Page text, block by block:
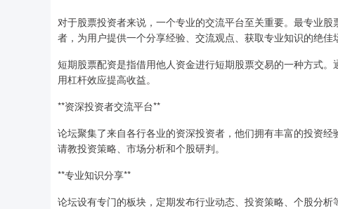
对于股票投资者来说，一个专业的交流平台至关重要。最专业
者，为用户提供一个分享经验、交流观点、获取专业知识的绝佳
短期股票配资是指借用他人资金进行短期股票交易的一种方式
用杠杆效应提高收益。
**资深投资者交流平台**
论坛聚集了来自各行各业的资深投资者，他们拥有丰富的投资
请教投资策略、市场分析和个股研判。
**专业知识分享**
论坛设有专门的板块，定期发布行业动态、投资策略、个股分